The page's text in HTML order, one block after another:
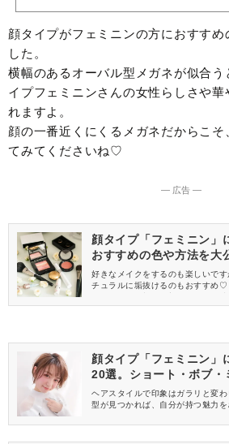
顔タイプがフェミニンの方におすすめ
した。
横幅のあるオーバル型メガネが似合う
イプフェミニンさんの女性らしさや華
れますよ。
顔の一番近くにくるメガネだからこ
てみてくださいね♡
― 広告 ―
顔タイプ「フェミニン」
おすすめの色や方法を大
好きなメイクをするのも楽しいで
チュラルに垢抜けるのもおすすめ
のを提案してくれる「顔タイプ診
介するので、ぜひ参考にしてみて
顔タイプ「フェミニン」
20選。ショート・ボブ・
ヘアスタイルで印象はガラリと変
型が見つかれば、自分が持つ魅力を
感じてしまうこともあるのではな